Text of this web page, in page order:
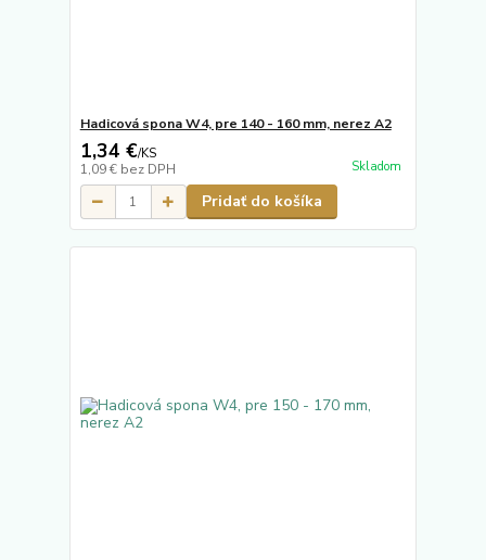
Hadicová spona W4, pre 140 - 160 mm, nerez A2
1,34 €/KS
1,09 € bez DPH Skladom
Pridať do košíka